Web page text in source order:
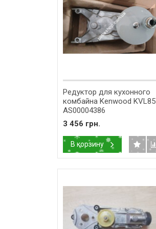
Редуктор для кухонного
комбайна Kenwood KVL85
AS00004386
3 456 грн.
В корзину